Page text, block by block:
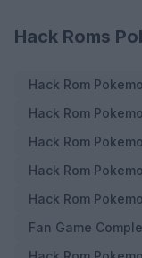
Hack Roms
Hack Rom
Hack Rom
Hack Rom
Hack Rom
Hack Rom
Fan Game